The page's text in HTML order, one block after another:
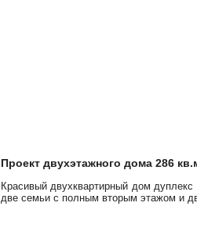
Проект двухэтажного дома 286
Красивый двухквартирный дом дуплекс
две семьи с полным вторым этажом и